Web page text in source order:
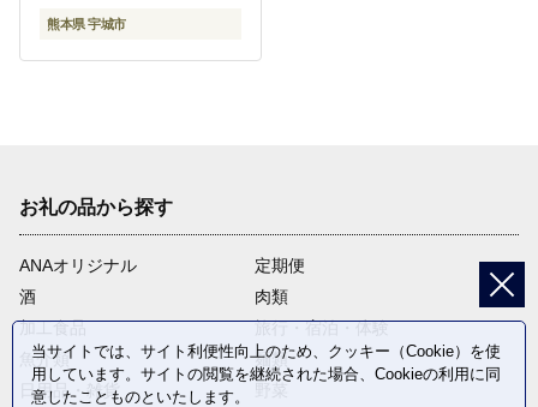
レー龍 炸醤麺 味噌豚骨
ピリ辛味噌ラーメン カ
熊本県 宇城市
お礼の品から探す
ANAオリジナル
定期便
酒
肉類
加工食品
旅行・宿泊・体験
魚介類
麺類
日用品・雑貨
当サイトでは、サイト利便性向上のため、クッキー（Cookie）を使
用しています。サイトの閲覧を継続された場合、Cookieの利用に同
意したことものといたします。